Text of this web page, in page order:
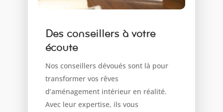
Des conseillers à votre
écoute
Nos conseillers dévoués sont là pour
transformer vos rêves
d’aménagement intérieur en réalité.
Avec leur expertise, ils vous